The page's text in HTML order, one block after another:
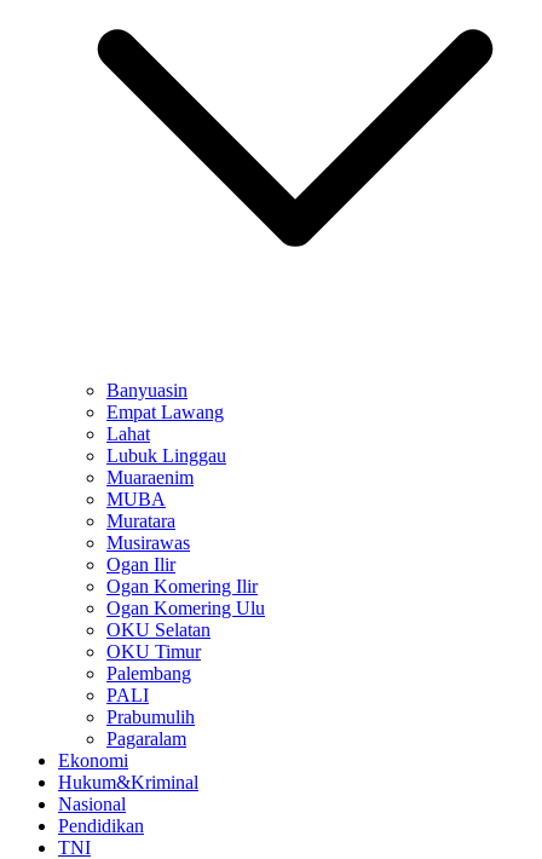
Banyuasin
Empat Lawang
Lahat
Lubuk Linggau
Muaraenim
MUBA
Muratara
Musirawas
Ogan Ilir
Ogan Komering Ilir
Ogan Komering Ulu
OKU Selatan
OKU Timur
Palembang
PALI
Prabumulih
Pagaralam
Ekonomi
Hukum&Kriminal
Nasional
Pendidikan
TNI